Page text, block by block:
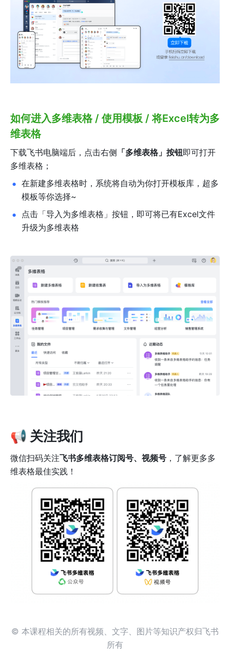
如何进入多维表格 / 使用模板 / 将Excel转为多
维表格
下载飞书电脑端后，点击右侧 「多维表格」按钮即可打开
多维表格；
在新建多维表格时，系统将自动为你打开模板库，超多
模板等你选择~
点击「导入为多维表格」按钮，即可将已有Excel文件
升级为多维表格
📢 关注我们
微信扫码关注飞书多维表格订阅号、视频号 ，了解更多多
维表格最佳实践！
© 本课程相关的所有视频、文字、图片等知识产权归飞书
所有